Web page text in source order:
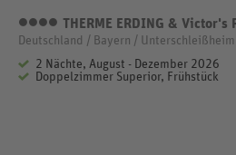
4 Sterne
THERME ERDING & Victor's
Deutschland / Bayern / Unterschleißheim
2 Nächte, August - Dezember 2026
Doppelzimmer Superior, Frühstück